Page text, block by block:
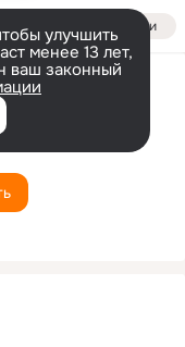
Войти
улучшить
менее 13 лет,
ваш законный